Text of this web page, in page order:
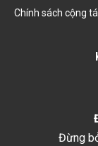
Chính sách cộng
Đừng